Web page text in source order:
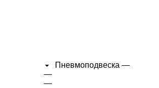
Пневмоподвеска —
—
—